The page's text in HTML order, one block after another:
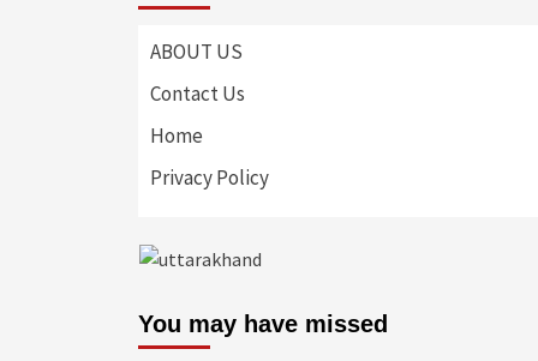
ABOUT US
Contact Us
Home
Privacy Policy
You may have missed